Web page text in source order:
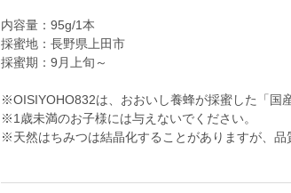
内容量：95g/1本
採蜜地：長野県上田市
採蜜期：9月上旬～
※OISIYOHO832は、おおいし養蜂が採蜜した「国
※1歳未満のお子様には与えないでください。
※天然はちみつは結晶化することがありますが、品